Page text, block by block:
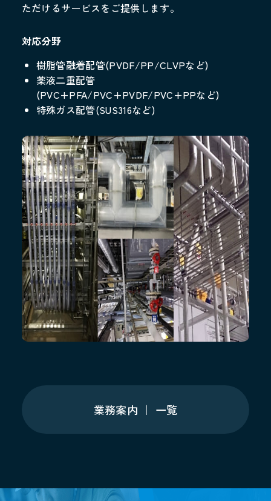
配管製造
採用情報
採用サイト
個人情報保護方針
ただけるサービスをご提供します。
対応分野
樹脂管融着配管(PVDF/PP/CLVPなど)
薬液二重配管
(PVC+PFA/PVC+PVDF/PVC+PPなど)
特殊ガス配管(SUS316など)
業務案内 ｜ 一覧